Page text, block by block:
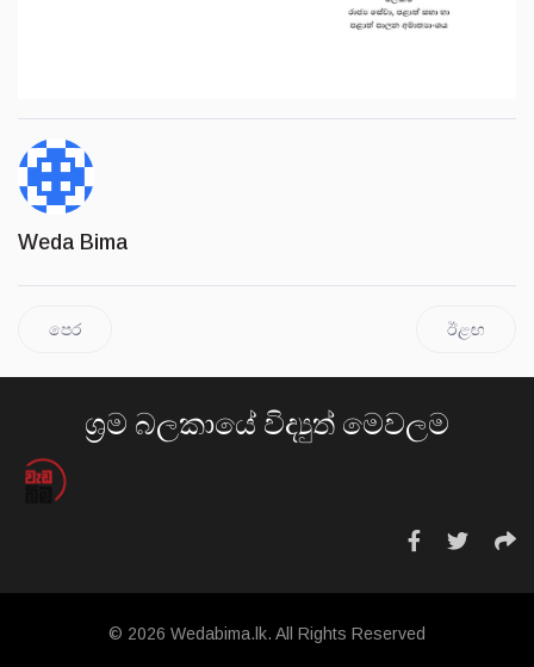
Weda Bima
පෙර ඊළඟ
ශ්‍රම බලකායේ විද්‍යුත් මෙවලම
© 2026 Wedabima.lk. All Rights Reserved